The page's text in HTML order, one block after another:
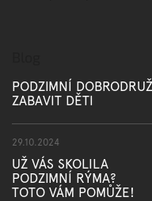
PODZIMNÍ
ZABAVIT DĚTI
29.10.2024
UŽ VÁS SKOLILA
PODZIMNÍ RÝMA?
TOTO VÁM POMŮŽE!